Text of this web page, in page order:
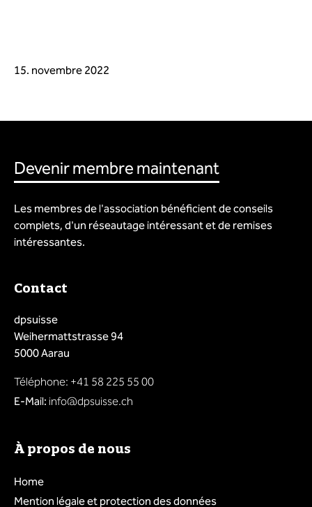
15. novembre 2022
Devenir membre maintenant
Les membres de l'association bénéficient de conseils
complets, d'un réseautage intéressant et de remises
intéressantes.
Contact
dpsuisse
Weihermattstrasse 94
5000 Aarau
Téléphone: +41 58 225 55 00
E-Mail: info@dpsuisse.ch
À propos de nous
Home
Mention légale et protection des données